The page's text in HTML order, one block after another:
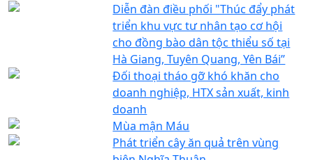
Diễn đàn điều phối "Thúc đẩy phát
triển khu vực tư nhân tạo cơ hội
cho đồng bào dân tộc thiểu số tại
Hà Giang, Tuyên Quang, Yên Bái”
Đối thoại tháo gỡ khó khăn cho
doanh nghiệp, HTX sản xuất, kinh
doanh
Mùa mận Máu
Phát triển cây ăn quả trên vùng